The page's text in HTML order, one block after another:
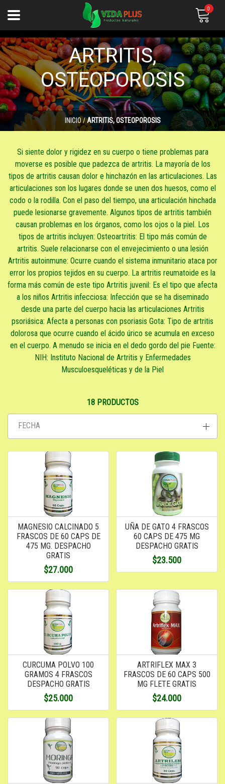
0
INICIO /ARTRITIS, OSTEOPOROSIS
ARTRITIS,
OSTEOPOROSIS
Si siente dolor y rigidez en su cuerpo o tiene problemas para
moverse es posible que padezca de artritis. La mayoría de los
tipos de artritis causan dolor e hinchazón en las articulaciones. Las
articulaciones son los lugares donde se unen dos huesos, como el
codo o la rodilla. Con el paso del tiempo, una articulación hinchada
puede lesionarse gravemente. Algunos tipos de artritis también
causan problemas en los órganos, como los ojos o la piel. Los
tipos de artritis incluyen: Osteoartritis: El tipo más común de
artritis. Suele relacionarse con el envejecimiento o una lesión
Artritis autoinmune: Ocurre cuando el sistema inmunitario ataca por
error los propios tejidos en su cuerpo. La artritis reumatoide es la
forma más común de este tipo Artritis juvenil: Es el tipo que afecta
a los niños Artritis infecciosa: Infección que se ha diseminado
desde una parte del cuerpo hacia las articulaciones Artritis
psoriásica: Afecta a personas con psoriasis Gota: Tipo de artritis
dolorosa que ocurre cuando el ácido úrico se acumula en exceso
en el cuerpo. A menudo se inicia en el dedo gordo del pie Fuente:
NIH: Instituto Nacional de Artritis y Enfermedades
Musculoesqueléticas y de la Piel
18 PRODUCTOS
FECHA
MAGNESIO CALCINADO 5
FRASCOS DE 60 CAPS DE
475 MG. DESPACHO
GRATIS
$27.000
UÑA DE GATO 4 FRASCOS
60 CAPS DE 475 MG
DESPACHO GRATIS
$23.500
CURCUMA POLVO 100
GRAMOS 4 FRASCOS
DESPACHO GRATIS
$25.000
ARTRIFLEX MAX 3
FRASCOS DE 60 CAPS 500
MG FLETE GRATIS
$24.000